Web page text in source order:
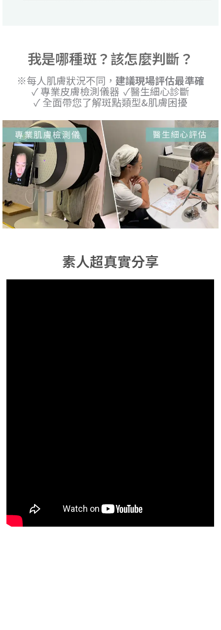
我是哪種斑？該怎麼判斷？
※每人肌膚狀況不同， 建議現場評估最準確
✓ 專業皮膚檢測儀器 ✓醫生細心診斷
✓ 全面帶您了解斑點類型&肌膚困擾
素人超真實分享